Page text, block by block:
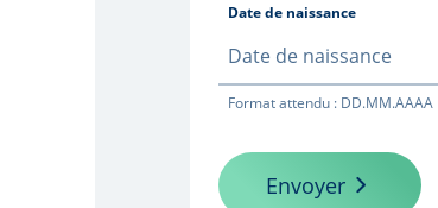
Date de naissance
Format attendu : DD.MM.AAAA
Envoyer